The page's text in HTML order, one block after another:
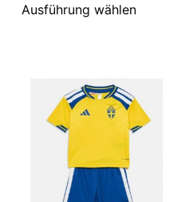
Ausführung wählen